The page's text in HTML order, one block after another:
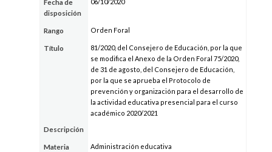
Fecha de
disposición
06/10/2020
Rango Orden Foral
Título
81/2020, del Consejero de Educación, por la que
se modifica el Anexo de la Orden Foral 75/2020,
de 31 de agosto, del Consejero de Educación,
por la que se aprueba el Protocolo de
prevención y organización para el desarrollo de
la actividad educativa presencial para el curso
académico 2020/2021
Descripción
Materia Administración educativa